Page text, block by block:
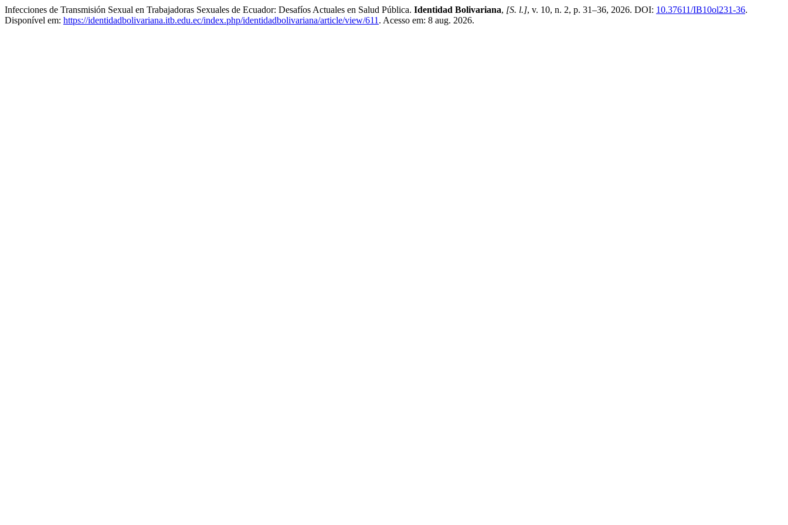
Infecciones de Transmisión Sexual en Trabajadoras Sexuales de Ecuador: Desafíos Actuales en Salud Pública. Identidad Bolivariana, [S. l.], v. 10, n. 2, p. 31–36, 2026. DOI: 10.37611/IB10ol231-36.
Disponível em: https://identidadbolivariana.itb.edu.ec/index.php/identidadbolivariana/article/view/611 . Acesso em: 8 aug. 2026.